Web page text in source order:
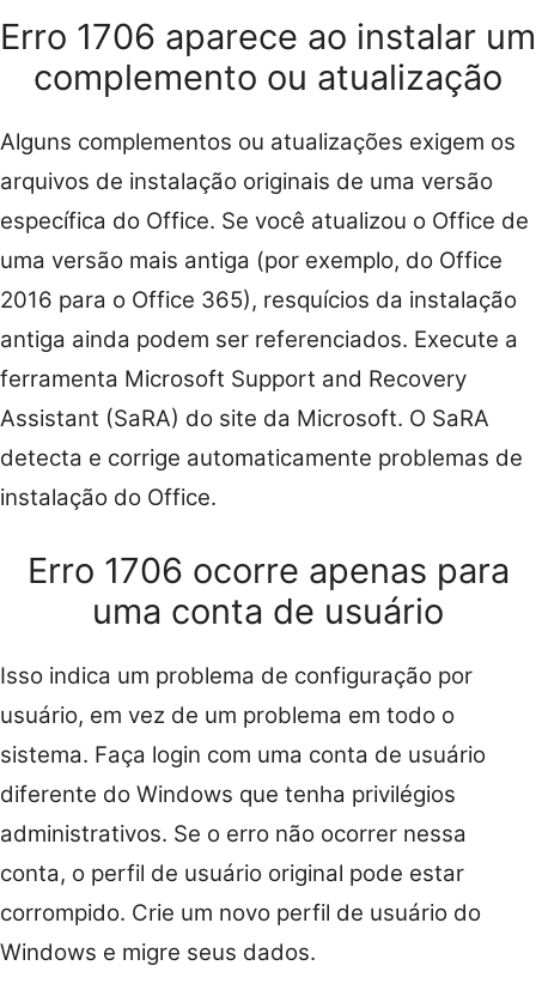
Erro 1706 aparece ao instalar um
complemento ou atualização
Alguns complementos ou atualizações exigem os
arquivos de instalação originais de uma versão
específica do Office. Se você atualizou o Office de
uma versão mais antiga (por exemplo, do Office
2016 para o Office 365), resquícios da instalação
antiga ainda podem ser referenciados. Execute a
ferramenta Microsoft Support and Recovery
Assistant (SaRA) do site da Microsoft. O SaRA
detecta e corrige automaticamente problemas de
instalação do Office.
Erro 1706 ocorre apenas para
uma conta de usuário
Isso indica um problema de configuração por
usuário, em vez de um problema em todo o
sistema. Faça login com uma conta de usuário
diferente do Windows que tenha privilégios
administrativos. Se o erro não ocorrer nessa
conta, o perfil de usuário original pode estar
corrompido. Crie um novo perfil de usuário do
Windows e migre seus dados.